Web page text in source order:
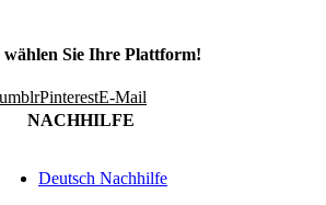
wählen Sie Ihre Plattform!
PinterestE-Mail
NACHHILFE
Deutsch Nachhilfe